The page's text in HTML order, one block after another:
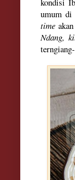
umum di
time
Ndang,